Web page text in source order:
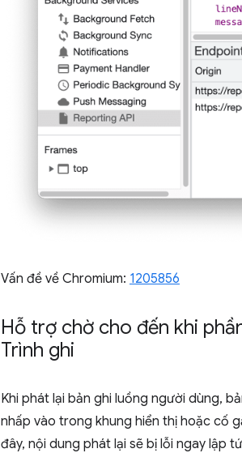
Vấn đề về Chromium: 1205856
Hỗ trợ chờ cho đến khi
Trình ghi
Khi phát lại bản ghi luồng người dùng,
nhấp vào trong khung hiển thị hoặc cố
đây, nội dung phát lại sẽ bị lỗi ngay lập